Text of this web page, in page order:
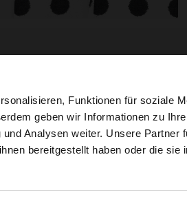
Funktionen für soziale
geben wir Informationen zu
Analysen weiter. Unsere Partner
bereitgestellt haben oder die sie
Möchten Sie unsere United
herkunft
Futter: 100% Polyester
Empfehlung: 57% Baumwolle, 43%